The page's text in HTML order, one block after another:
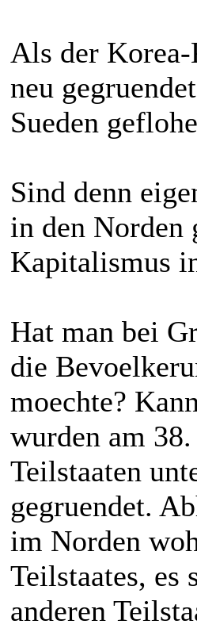
Als der
neu
Sueden
Sind denn
in den Norden
Kapitalismus
Hat man bei
die
moechte?
wurden am
Teilstaaten
gegruendet.
im Norden
Teilstaates,
anderen